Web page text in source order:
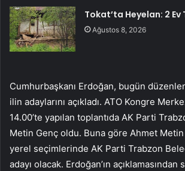
Tokat’ta Heyelan: 2 Ev
Ağustos 8, 2026
Cumhurbaşkanı Erdoğan, bugün
ilin adaylarını açıkladı. ATO Kongre
14.00’te yapılan toplantıda AK Parti
Metin Genç oldu. Buna göre Ahmet
yerel seçimlerinde AK Parti Trabzon
adayı olacak. Erdoğan’ın